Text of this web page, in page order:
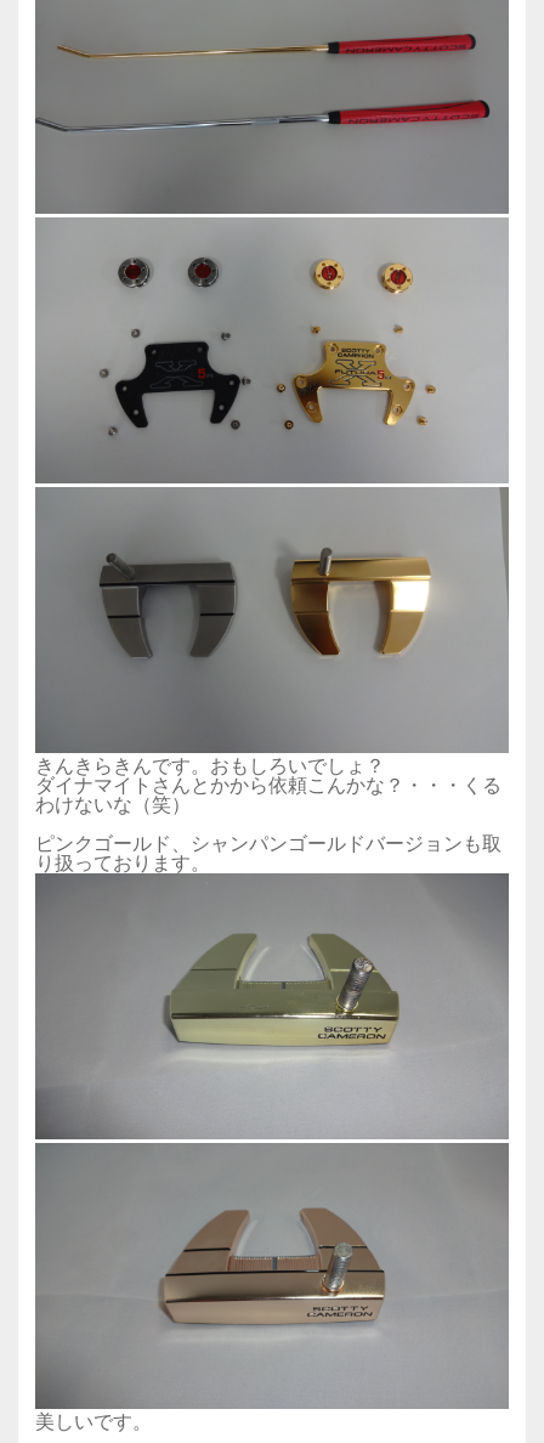
きんきらきんです。おもしろいでしょ？
ダイナマイトさんとかから依頼こんかな？・・・くる
わけないな（笑）
ピンクゴールド、シャンパンゴールドバージョンも取
り扱っております。
美しいです。